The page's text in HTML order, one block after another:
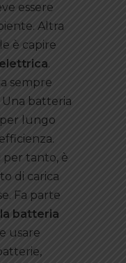
essere
Altra
è capire
.
sempre
Una batteria
lungo
per tanto, è
di carica
Fa parte
batteria
usare